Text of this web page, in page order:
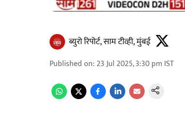
ब्युरो रिपोर्ट, साम टीव्ही, मुंबई
Published on: 23 Jul 2025, 3:30 pm IST